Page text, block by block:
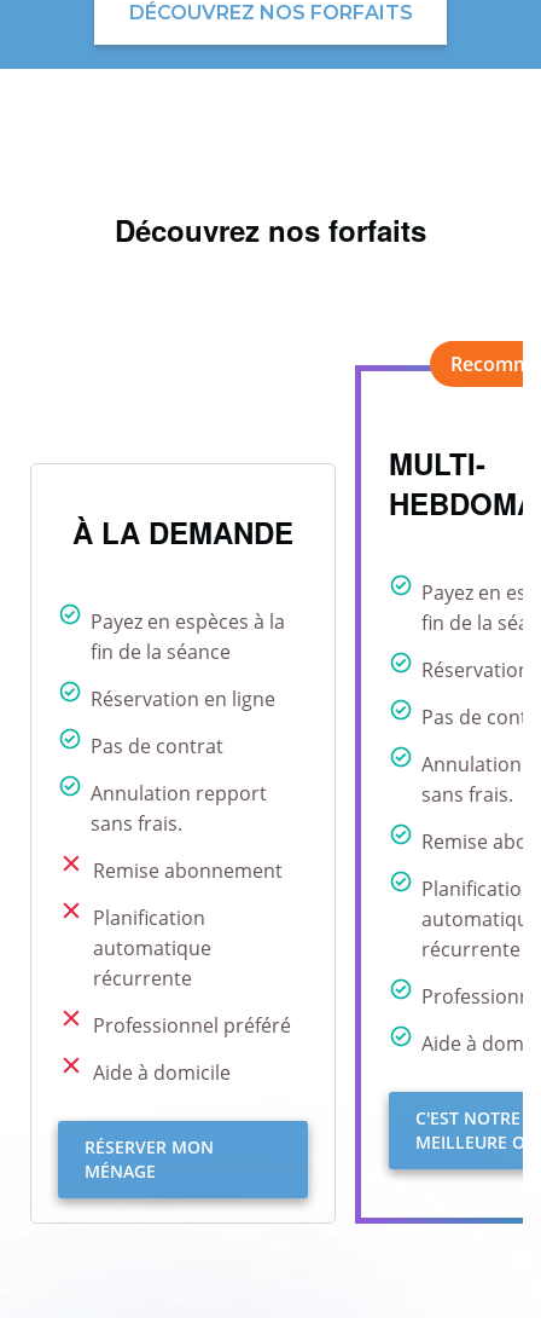
DÉCOUVREZ NOS FORFAITS
Découvrez nos forfaits
MULTI-
Payez en
fin de la
Réservation
Pas de
Annulation
sans frais.
Remise
Planification
automatique
récurrente
Aide à
C'EST NOTRE
MEILLEURE
À LA DEMANDE
Payez en espèces à la
fin de la séance
Réservation en ligne
Pas de contrat
Annulation repport
sans frais.
Remise abonnement
Planification
automatique
récurrente
Professionnel préféré
Aide à domicile
RÉSERVER MON
MÉNAGE